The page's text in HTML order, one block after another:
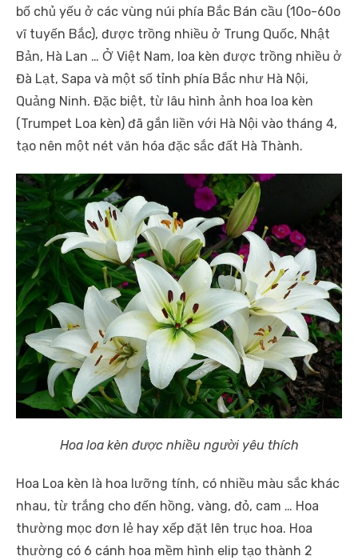
bố chủ yếu ở các vùng núi phía Bắc Bán cầu (10o-60o
vĩ tuyến Bắc), được trồng nhiều ở Trung Quốc, Nhật
Bản, Hà Lan … Ở Việt Nam, loa kèn được trồng nhiều ở
Đà Lạt, Sapa và một số tỉnh phía Bắc như Hà Nội,
Quảng Ninh. Đặc biệt, từ lâu hình ảnh hoa loa kèn
(Trumpet Loa kèn) đã gắn liền với Hà Nội vào tháng 4,
tạo nên một nét văn hóa đặc sắc đất Hà Thành.
Hoa loa kèn được nhiều người yêu thích
Hoa Loa kèn là hoa lưỡng tính, có nhiều màu sắc khác
nhau, từ trắng cho đến hồng, vàng, đỏ, cam … Hoa
thường mọc đơn lẻ hay xếp đặt lên trục hoa. Hoa
thường có 6 cánh hoa mềm hình elip tạo thành 2